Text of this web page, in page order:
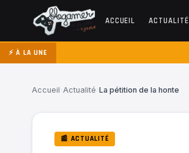
ACCUEIL ACTUALITÉ
⚡ À LA UNE
Accueil Actualité La pétition de la honte
📰 ACTUALITÉ